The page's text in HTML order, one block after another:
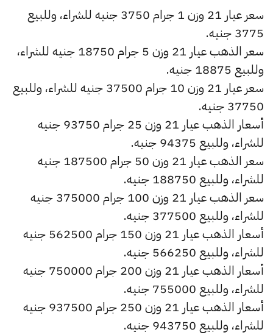
سعر عيار 21 وزن 1 جرام 3750 جنيه للشراء، وللبيع
3775 جنيه.
سعر الذهب عيار 21 وزن 5 جرام 18750 جنيه للشراء،
وللبيع 18875 جنيه.
سعر عيار 21 وزن 10 جرام 37500 جنيه للشراء، وللبيع
37750 جنيه.
أسعار الذهب عيار 21 وزن 25 جرام 93750 جنيه
للشراء، وللبيع 94375 جنيه.
سعر الذهب عيار 21 وزن 50 جرام 187500 جنيه
للشراء، وللبيع 188750 جنيه.
سعر الذهب عيار 21 وزن 100 جرام 375000 جنيه
للشراء، وللبيع 377500 جنيه.
أسعار الذهب عيار 21 وزن 150 جرام 562500 جنيه
للشراء، وللبيع 566250 جنيه.
أسعار الذهب عيار 21 وزن 200 جرام 750000 جنيه
للشراء، وللبيع 755000 جنيه.
أسعار الذهب عيار 21 وزن 250 جرام 937500 جنيه
للشراء، وللبيع 943750 جنيه.